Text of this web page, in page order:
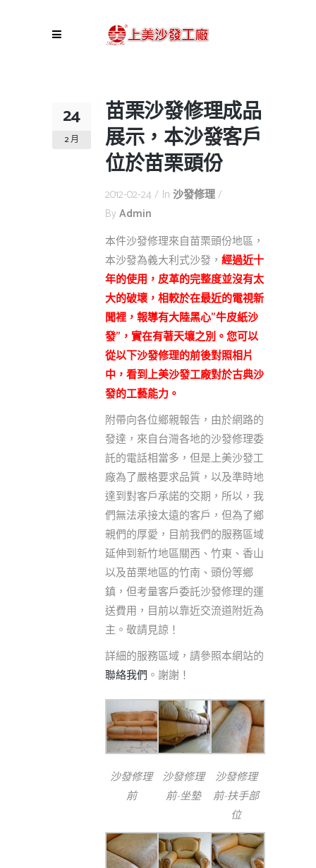
24
2 月
苗栗沙發修理成品
展示，本沙發客戶
位於苗栗頭份
2012-02-24 In 沙發修理
By Admin
本件沙發修理來自苗栗頭份地區，
本沙發為義大利式沙發， 經過近十
年的使用，皮革的完整度並沒有太
大的破壞，相較於在最近的電視新
聞裡，報導有大陸黑心”牛皮紙沙
發”，實在有著天壤之別。您可以
從以下沙發修理的前後對照相片
中，看到上美沙發工廠對於古典沙
發的工藝能力。
附帶向各位鄉親報告，由於網路的
發達，來自台灣各地的沙發修理委
託的電話相當多，但是上美沙發工
廠為了嚴格要求品質，以及準時地
達到對客戶承諾的交期，所以，我
們無法承接太遠的客戶，但為了鄉
親們的厚愛，目前我們的服務區域
延伸到新竹地區關西、竹東、香山
以及苗栗地區的竹南、頭份等鄉
鎮，但考量客戶委託沙發修理的運
送費用，目前以靠近交流道附近為
主。敬請見諒！
詳細的服務區域，請參照本網站的
聯絡我們 。謝謝！
沙發修理
前
沙發修理
前-坐墊
沙發修理
前-扶手部
位